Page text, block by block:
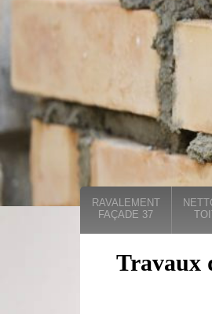
RAVALEMENT
FAÇADE 37
Travaux